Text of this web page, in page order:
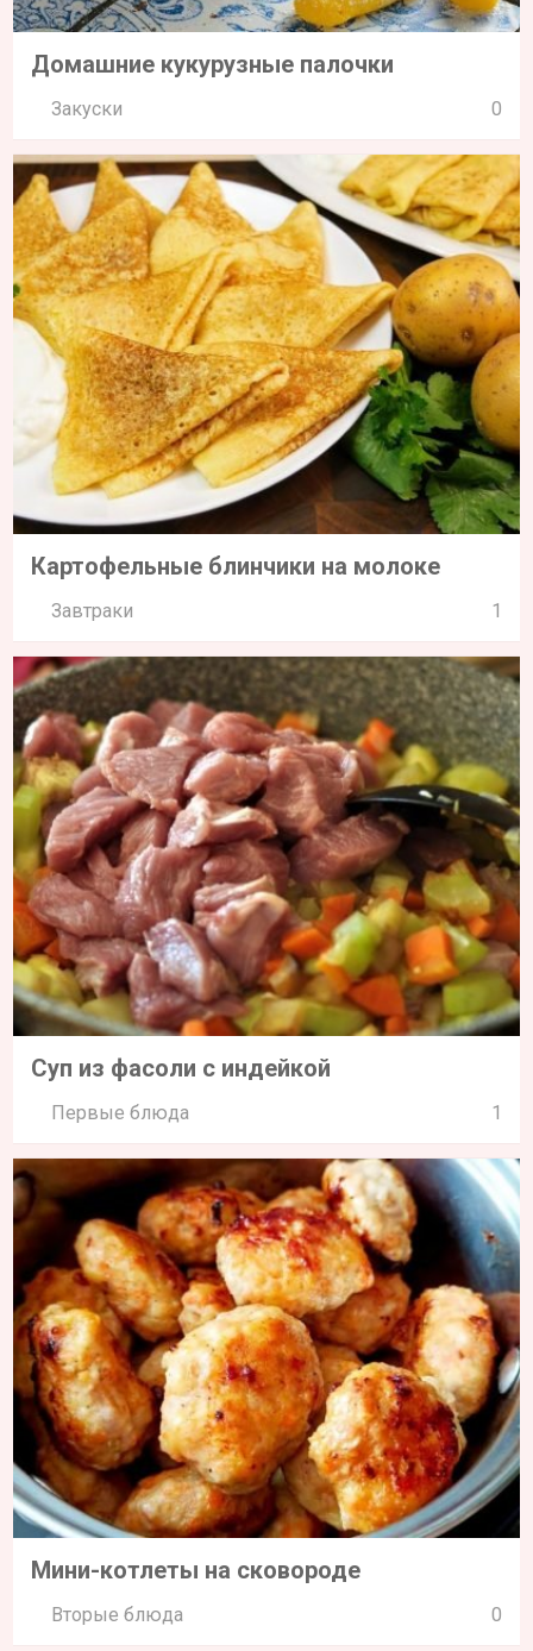
Домашние кукурузные палочки
Закуски 0
Картофельные блинчики на молоке
Завтраки 1
Суп из фасоли с индейкой
Первые блюда 1
Мини-котлеты на сковороде
Вторые блюда 0